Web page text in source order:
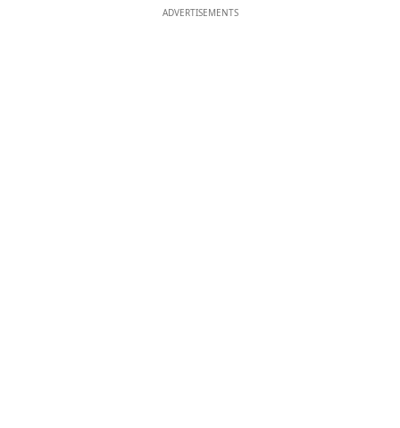
ADVERTISEMENTS